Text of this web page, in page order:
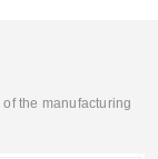
the manufacturing